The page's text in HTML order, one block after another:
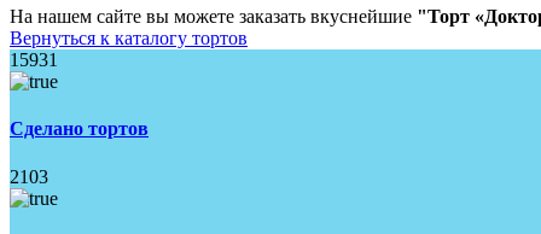
На нашем сайте вы можете заказать вкуснейшие "Торт
Вернуться к каталогу тортов
15931
Сделано тортов
2103